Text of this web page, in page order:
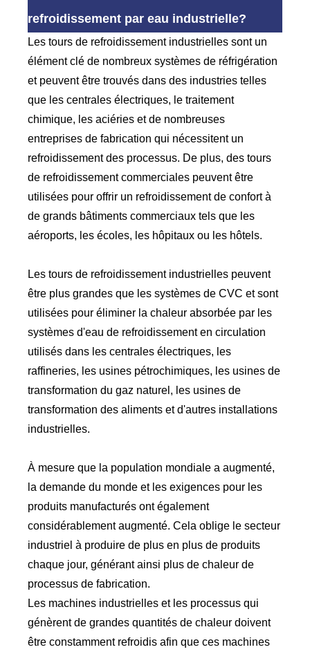
refroidissement par eau industrielle?
Les tours de refroidissement industrielles sont un
élément clé de nombreux systèmes de réfrigération
et peuvent être trouvés dans des industries telles
que les centrales électriques, le traitement
chimique, les aciéries et de nombreuses
entreprises de fabrication qui nécessitent un
refroidissement des processus. De plus, des tours
de refroidissement commerciales peuvent être
utilisées pour offrir un refroidissement de confort à
de grands bâtiments commerciaux tels que les
aéroports, les écoles, les hôpitaux ou les hôtels.
Les tours de refroidissement industrielles peuvent
être plus grandes que les systèmes de CVC et sont
utilisées pour éliminer la chaleur absorbée par les
systèmes d'eau de refroidissement en circulation
utilisés dans les centrales électriques, les
raffineries, les usines pétrochimiques, les usines de
transformation du gaz naturel, les usines de
transformation des aliments et d'autres installations
industrielles.
À mesure que la population mondiale a augmenté,
la demande du monde et les exigences pour les
produits manufacturés ont également
considérablement augmenté. Cela oblige le secteur
industriel à produire de plus en plus de produits
chaque jour, générant ainsi plus de chaleur de
processus de fabrication.
Les machines industrielles et les processus qui
génèrent de grandes quantités de chaleur doivent
être constamment refroidis afin que ces machines